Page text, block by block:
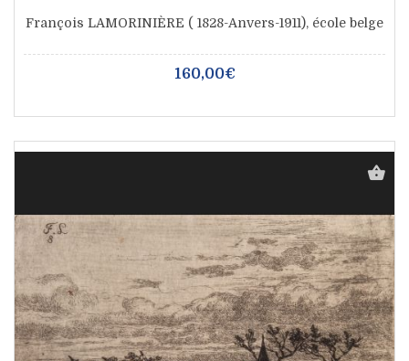
François LAMORINIÈRE ( 1828-Anvers-1911), école belge
160,00€